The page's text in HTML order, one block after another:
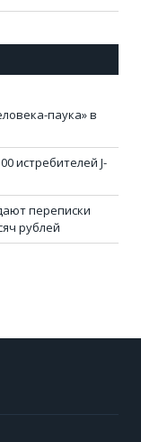
паука» в
истребителей J-
переписки
рублей